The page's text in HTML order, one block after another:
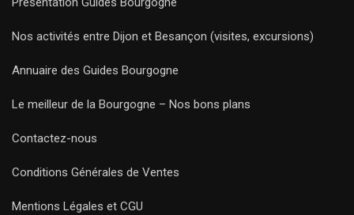
Nos activités entre Dijon et Besançon (visites, excursions)
Annuaire des Guides Bourgogne
Le meilleur de la Bourgogne – Nos bons plans
Contactez-nous
Conditions Générales de Ventes
Mentions Légales et CGU